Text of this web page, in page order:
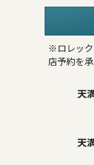
※ロレック
店予約を
天
天